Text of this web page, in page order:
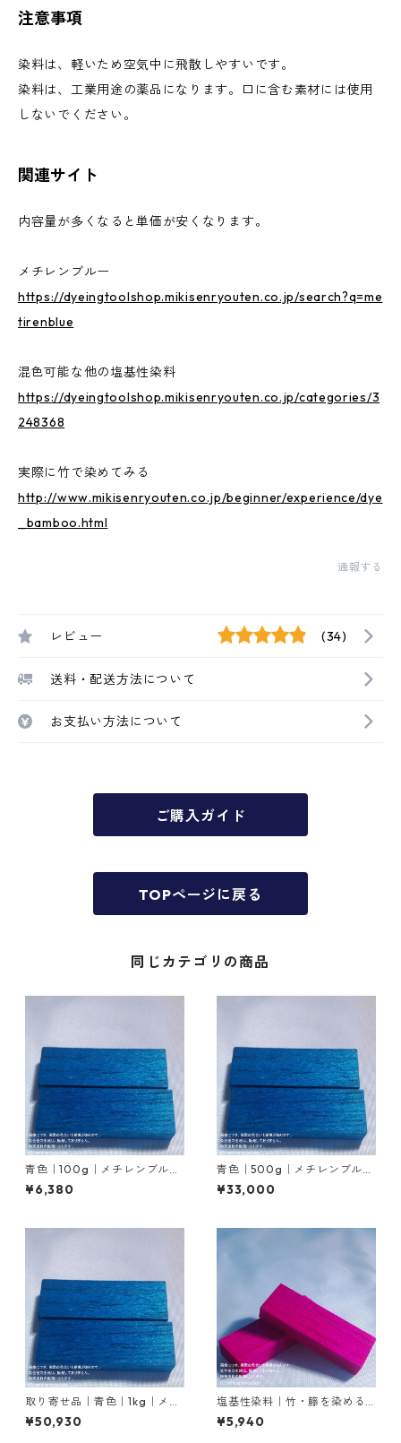
注意事項
染料は、軽いため空気中に飛散しやすいです。
染料は、工業用途の薬品になります。口に含む素材には使用
しないでください。
関連サイト
内容量が多くなると単価が安くなります。
メチレンブルー
https://dyeingtoolshop.mikisenryouten.co.jp/search?q=me
tirenblue
混色可能な他の塩基性染料
https://dyeingtoolshop.mikisenryouten.co.jp/categories/3
248368
実際に竹で染めてみる
http://www.mikisenryouten.co.jp/beginner/experience/dye
_bamboo.html
通報する
レビュー (34)
送料・配送方法について
お支払い方法について
ご購入ガイド
TOPページに戻る
同じカテゴリの商品
青色｜100g｜メチレンブルー
｜竹染め染料
¥6,380
青色｜500g｜メチレンブルー
｜竹染め染料
¥33,000
取り寄せ品｜青色｜1kg｜メチ
レンブルー｜竹染め染料
¥50,930
塩基性染料｜竹・籐を染める
｜50g｜ローダミンＢ（赤紫
色）
¥5,940